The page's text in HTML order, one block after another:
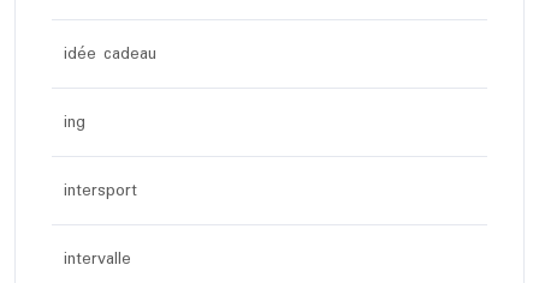
idée cadeau
ing
intersport
intervalle